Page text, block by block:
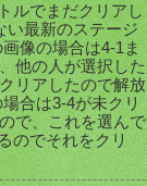
ルでまだクリアし
い最新のステージ
像の場合は4-1ま
他の人が選択した
リアしたので解放
合は3-4が未クリ
で、これを選んで
のでそれをクリ